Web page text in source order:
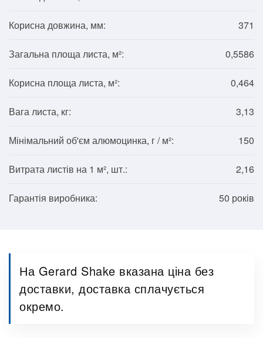
Корисна довжина, мм: 371
Загальна площа листа, м²: 0,5586
Корисна площа листа, м²: 0,464
Вага листа, кг: 3,13
Мінімальний об'єм алюмоцинка, г / м²: 150
Витрата листів на 1 м², шт.: 2,16
Гарантія виробника: 50 років
На Gerard Shake вказана ціна без
доставки, доставка сплачується
окремо.